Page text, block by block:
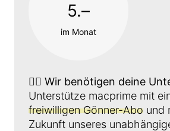
5.–
im Monat
👉🏼 Wir benötigen deine
Unterstütze macprime mit
freiwilligen Gönner-Abo und
Zukunft unseres